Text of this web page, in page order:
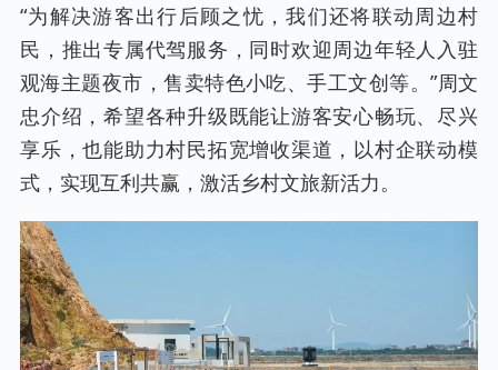
“为解决游客出行后顾之忧，我们还将联动周边村
民，推出专属代驾服务，同时欢迎周边年轻人入驻
观海主题夜市，售卖特色小吃、手工文创等。”周文
忠介绍，希望各种升级既能让游客安心畅玩、尽兴
享乐，也能助力村民拓宽增收渠道，以村企联动模
式，实现互利共赢，激活乡村文旅新活力。